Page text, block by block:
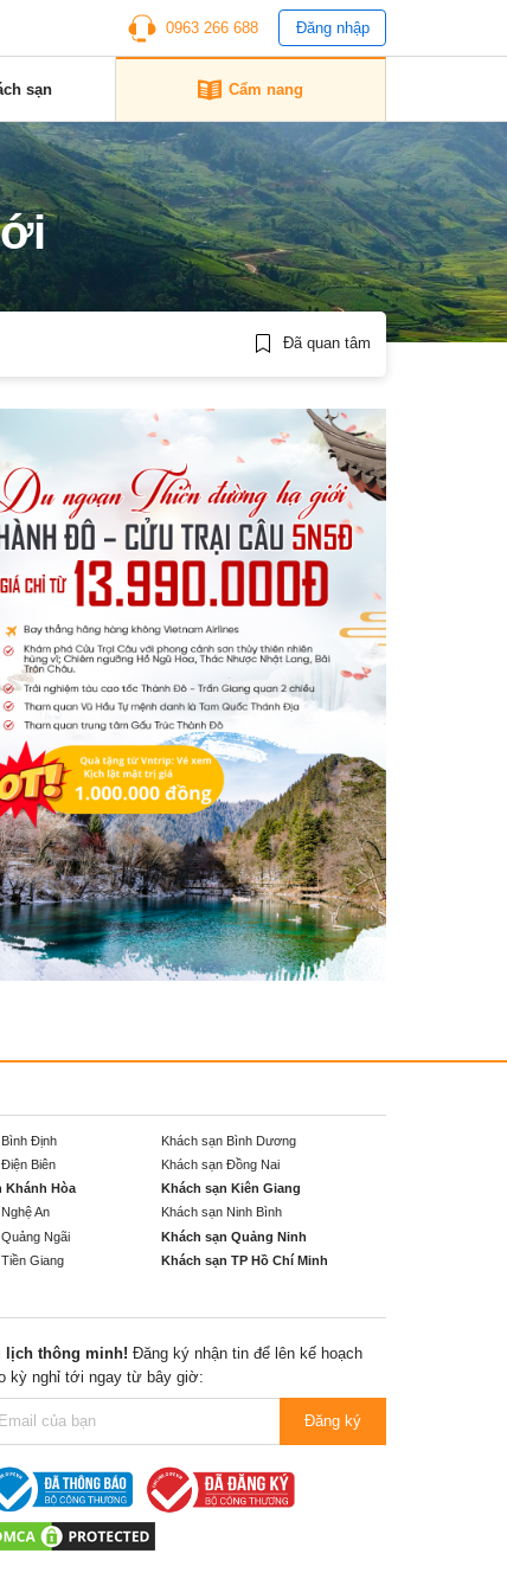
0963 266 688 Đăng nhập
sạn Cẩm nang
Đã quan tâm
Bình Định
Khách sạn Bình Dương
Biên
Khách sạn Đồng Nai
Khánh Hòa
Khách sạn Kiên Giang
An
Khách sạn Ninh Bình
Ngãi
Khách sạn Quảng Ninh
Giang
Khách sạn TP Hồ Chí Minh
lịch thông minh! Đăng ký nhận tin để lên kế hoạch
kỳ nghỉ tới ngay từ bây giờ:
Đăng ký